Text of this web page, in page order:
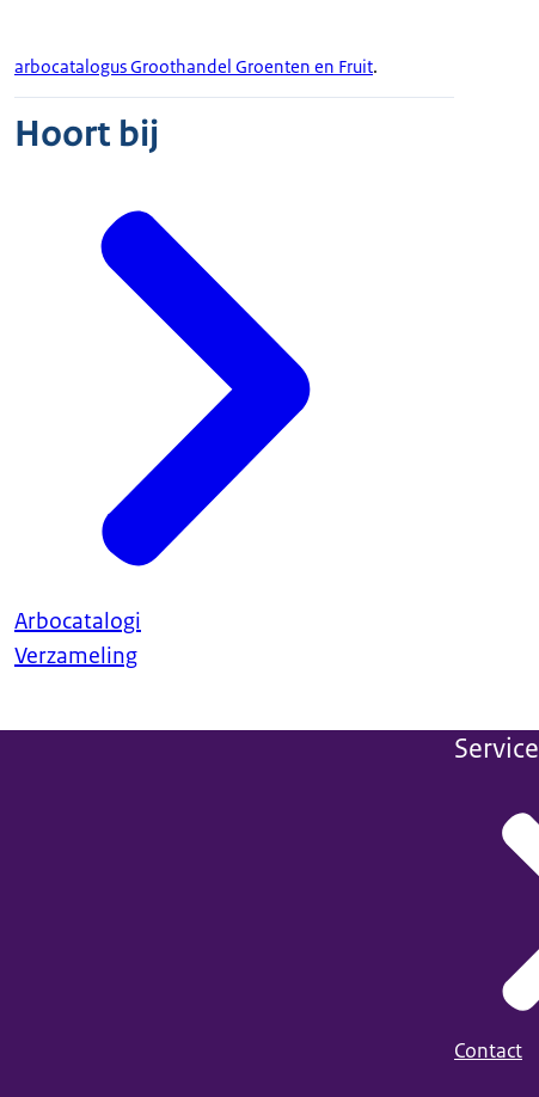
arbocatalogus Groothandel Groenten en Fruit.
Hoort bij
Arbocatalogi
Verzameling
Service
Contact